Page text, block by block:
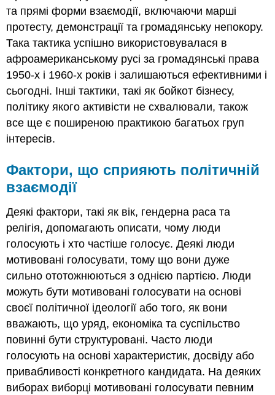
та прямі форми взаємодії, включаючи марші
протесту, демонстрації та громадянську непокору.
Така тактика успішно використовувалася в
афроамериканському русі за громадянські права
1950-х і 1960-х років і залишаються ефективними і
сьогодні. Інші тактики, такі як бойкот бізнесу,
політику якого активісти не схвалювали, також
все ще є поширеною практикою багатьох груп
інтересів.
Фактори, що сприяють політичній
взаємодії
Деякі фактори, такі як вік, гендерна раса та
релігія, допомагають описати, чому люди
голосують і хто частіше голосує. Деякі люди
мотивовані голосувати, тому що вони дуже
сильно ототожнюються з однією партією. Люди
можуть бути мотивовані голосувати на основі
своєї політичної ідеології або того, як вони
вважають, що уряд, економіка та суспільство
повинні бути структуровані. Часто люди
голосують на основі характеристик, досвіду або
привабливості конкретного кандидата. На деяких
виборах виборці мотивовані голосувати певним